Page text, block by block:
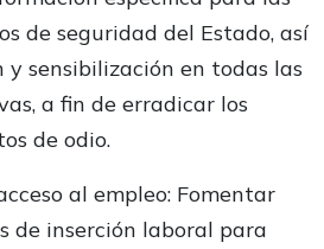
de seguridad del Estado, así
y sensibilización en todas las
a fin de erradicar los
de odio.
al empleo: Fomentar
de inserción laboral para